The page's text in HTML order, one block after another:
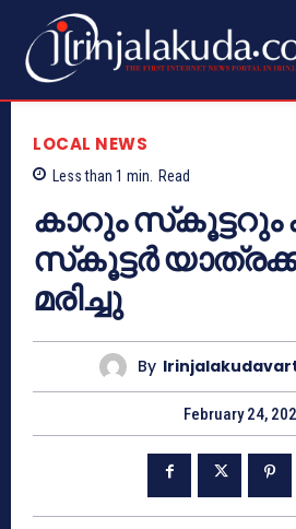
LOCAL NEWS
Less than 1 min. Read
കാറും സ്‌കൂട്ടറും
സ്‌കൂട്ടര്‍
മരിച്ചു
By
February 24,